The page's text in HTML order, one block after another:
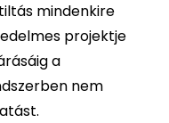
mindenkire
projektje
a
nem